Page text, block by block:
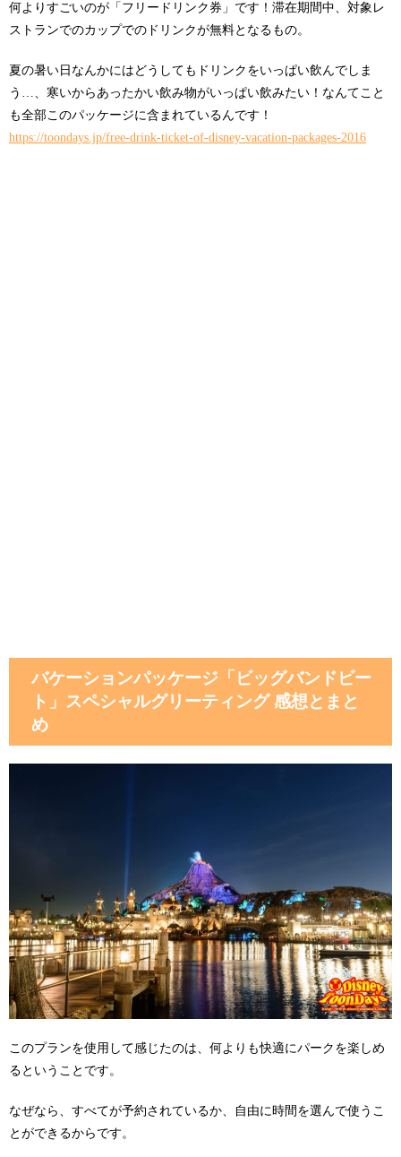
何よりすごいのが「フリードリンク券」です！滞在期間中、対象レ
ストランでのカップでのドリンクが無料となるもの。
夏の暑い日なんかにはどうしてもドリンクをいっぱい飲んでしま
う…、寒いからあったかい飲み物がいっぱい飲みたい！なんてこと
も全部このパッケージに含まれているんです！
https://toondays.jp/free-drink-ticket-of-disney-vacation-packages-2016
バケーションパッケージ「ビッグバンドビー
ト」スペシャルグリーティング 感想とまと
め
このプランを使用して感じたのは、何よりも快適にパークを楽しめ
るということです。
なぜなら、すべてが予約されているか、自由に時間を選んで使うこ
とができるからです。